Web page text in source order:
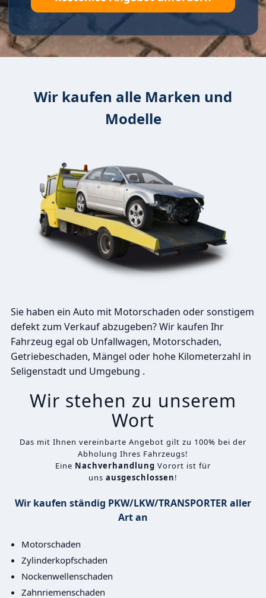
Wir kaufen alle Marken und
Modelle
Sie haben ein Auto mit Motorschaden oder sonstigem
defekt zum Verkauf abzugeben? Wir kaufen Ihr
Fahrzeug egal ob Unfallwagen, Motorschaden,
Getriebeschaden, Mängel oder hohe Kilometerzahl in
Seligenstadt und Umgebung .
Wir stehen zu unserem
Wort
Das mit Ihnen vereinbarte Angebot gilt zu 100% bei der
Abholung Ihres Fahrzeugs!
Eine Nachverhandlung Vorort ist für
uns ausgeschlossen!
Wir kaufen ständig PKW/LKW/TRANSPORTER aller
Art an
Motorschaden
Zylinderkopfschaden
Nockenwellenschaden
Zahnriemenschaden